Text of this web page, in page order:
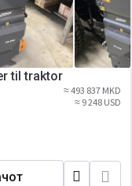
til traktor
≈ 493 837 MKD
≈ 9 248 USD